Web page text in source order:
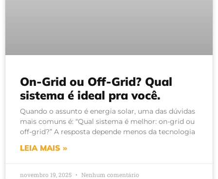
On-Grid ou Off-Grid? Qual
sistema é ideal pra você.
Quando o assunto é energia solar, uma das dúvidas
mais comuns é: “Qual sistema é melhor: on-grid ou
off-grid?” A resposta depende menos da tecnologia
LEIA MAIS »
novembro 19, 2025 Nenhum comentário